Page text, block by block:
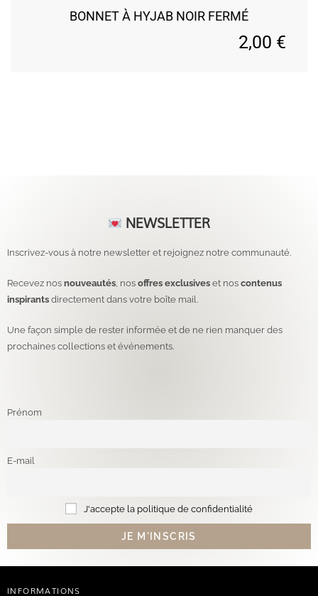
BONNET À HYJAB NOIR FERMÉ
2,00 €
NEWSLETTER
Inscrivez-vous à notre newsletter et rejoignez notre communauté.
Recevez nos nouveautés , nos offres exclusives et nos contenus
inspirants directement dans votre boîte mail.
Une façon simple de rester informée et de ne rien manquer des
prochaines collections et événements.
Prénom
E-mail
J'accepte la politique de confidentialité
INFORMATIONS